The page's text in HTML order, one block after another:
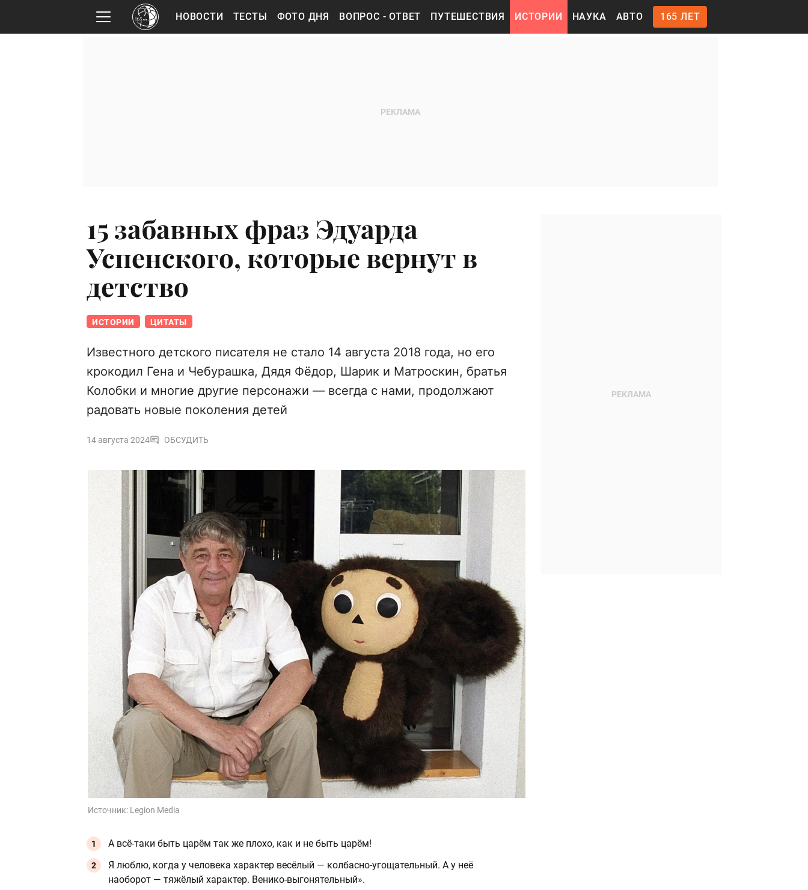
НОВОСТИ ТЕСТЫ ФОТО ДНЯ ВОПРОС - ОТВЕТ ПУТЕШЕСТВИЯ ИСТОРИИ НАУКА АВТО 165 ЛЕТ
15 забавных фраз Эдуарда
Успенского, которые вернут в
детство
ИСТОРИИ ЦИТАТЫ
Известного детского писателя не стало 14 августа 2018 года, но его
крокодил Гена и Чебурашка, Дядя Фёдор, Шарик и Матроскин, братья
Колобки и многие другие персонажи — всегда с нами, продолжают
радовать новые поколения детей
14 августа 2024 ОБСУДИТЬ
Источник: Legion Media
А всё-таки быть царём так же плохо, как и не быть царём!
Я люблю, когда у человека характер весёлый — колбасно-угощательный. А у неё
наоборот — тяжёлый характер. Венико-выгонятельный».